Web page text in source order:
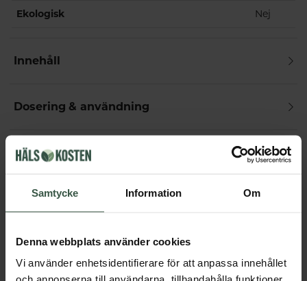
Samtycke Information Om
Denna webbplats använder cookies
Vi använder enhetsidentifierare för att anpassa innehållet
Ekologisk Nej
Innehåll
Dosering & användning
Andra köpte också